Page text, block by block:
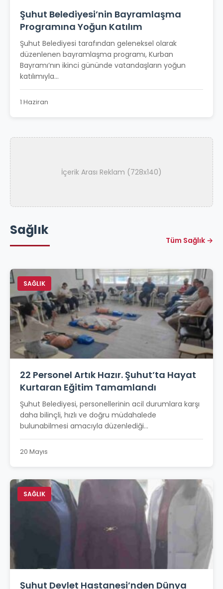
Şuhut Belediyesi’nin Bayramlaşma
Programına Yoğun Katılım
Şuhut Belediyesi tarafından geleneksel olarak
düzenlenen bayramlaşma programı, Kurban
Bayramı’nın ikinci gününde vatandaşların yoğun
katılımıyla...
1 Haziran
İçerik Arası Reklam (728x140)
Sağlık
Tüm Sağlık →
SAĞLIK
22 Personel Artık Hazır. Şuhut’ta Hayat
Kurtaran Eğitim Tamamlandı
Şuhut Belediyesi, personellerinin acil durumlara karşı
daha bilinçli, hızlı ve doğru müdahalede
bulunabilmesi amacıyla düzenlediği...
20 Mayıs
SAĞLIK
Şuhut Devlet Hastanesi’nden Dünya